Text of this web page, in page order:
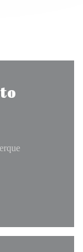
((abre numa
numa nova